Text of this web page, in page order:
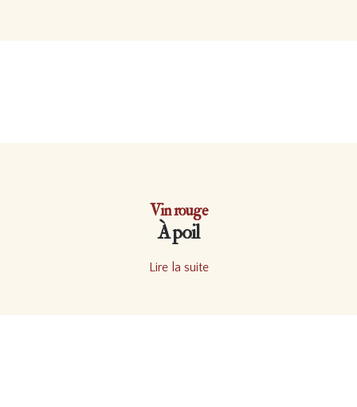
Vin rouge
À poil
Lire la suite